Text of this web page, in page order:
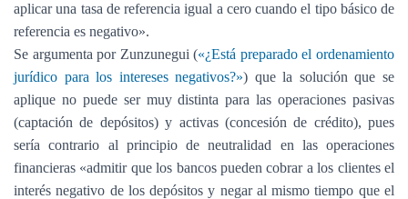
aplicar una tasa de referencia igual a cero cuando el tipo básico de
referencia es negativo».
Se argumenta por Zunzunegui («¿Está preparado el ordenamiento
jurídico para los intereses negativos?») que la solución que se
aplique no puede ser muy distinta para las operaciones pasivas
(captación de depósitos) y activas (concesión de crédito), pues
sería contrario al principio de neutralidad en las operaciones
financieras «admitir que los bancos pueden cobrar a los clientes el
interés negativo de los depósitos y negar al mismo tiempo que el